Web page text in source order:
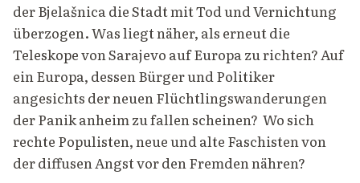
der Bjelašnica die Stadt mit Tod und Vernichtung
überzogen. Was liegt näher, als erneut die
Teleskope von Sarajevo auf Europa zu richten? Auf
ein Europa, dessen Bürger und Politiker
angesichts der neuen Flüchtlingswanderungen
der Panik anheim zu fallen scheinen? Wo sich
rechte Populisten, neue und alte Faschisten von
der diffusen Angst vor den Fremden nähren?